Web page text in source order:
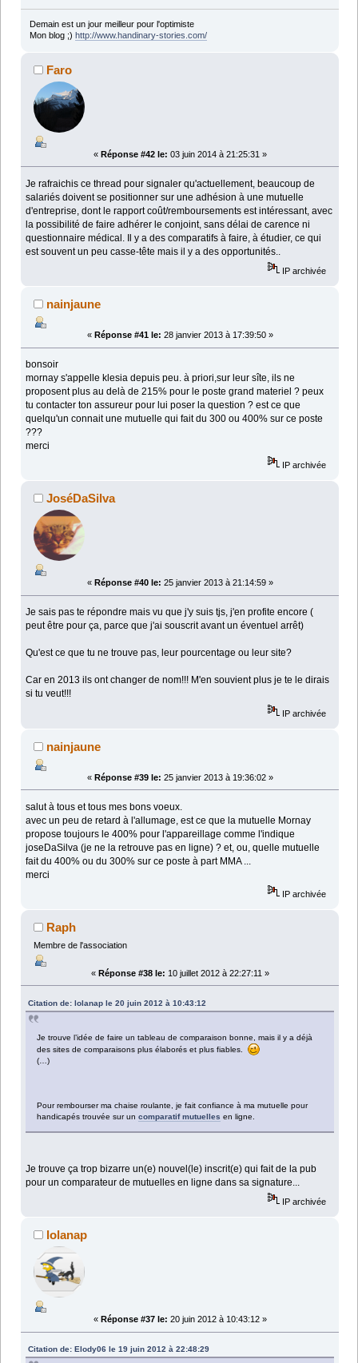
Demain est un jour meilleur pour l'optimiste
Mon blog ;) http://www.handinary-stories.com/
Faro
« Réponse #42 le: 03 juin 2014 à 21:25:31 »
Je rafraichis ce thread pour signaler qu'actuellement, beaucoup de
salariés doivent se positionner sur une adhésion à une mutuelle
d'entreprise, dont le rapport coût/remboursements est intéressant, avec
la possibilité de faire adhérer le conjoint, sans délai de carence ni
questionnaire médical. Il y a des comparatifs à faire, à étudier, ce qui
est souvent un peu casse-tête mais il y a des opportunités..
IP archivée
nainjaune
« Réponse #41 le: 28 janvier 2013 à 17:39:50 »
bonsoir
mornay s'appelle klesia depuis peu. à priori,sur leur sîte, ils ne
proposent plus au delà de 215% pour le poste grand materiel ? peux
tu contacter ton assureur pour lui poser la question ? est ce que
quelqu'un connait une mutuelle qui fait du 300 ou 400% sur ce poste
???
merci
IP archivée
JoséDaSilva
« Réponse #40 le: 25 janvier 2013 à 21:14:59 »
Je sais pas te répondre mais vu que j'y suis tjs, j'en profite encore (
peut être pour ça, parce que j'ai souscrit avant un éventuel arrêt)
Qu'est ce que tu ne trouve pas, leur pourcentage ou leur site?
Car en 2013 ils ont changer de nom!!! M'en souvient plus je te le dirais
si tu veut!!!
IP archivée
nainjaune
« Réponse #39 le: 25 janvier 2013 à 19:36:02 »
salut à tous et tous mes bons voeux.
avec un peu de retard à l'allumage, est ce que la mutuelle Mornay
propose toujours le 400% pour l'appareillage comme l'indique
joseDaSilva (je ne la retrouve pas en ligne) ? et, ou, quelle mutuelle
fait du 400% ou du 300% sur ce poste à part MMA ...
merci
IP archivée
Raph
Membre de l'association
« Réponse #38 le: 10 juillet 2012 à 22:27:11 »
Citation de: lolanap le 20 juin 2012 à 10:43:12
Je trouve l’idée de faire un tableau de comparaison bonne, mais il y a déjà
des sites de comparaisons plus élaborés et plus fiables.
(…)
Pour rembourser ma chaise roulante, je fait confiance à ma mutuelle pour
handicapés trouvée sur uncomparatif mutuelles en ligne.
Je trouve ça trop bizarre un(e) nouvel(le) inscrit(e) qui fait de la pub
pour un comparateur de mutuelles en ligne dans sa signature...
IP archivée
lolanap
« Réponse #37 le: 20 juin 2012 à 10:43:12 »
Citation de: Elody06 le 19 juin 2012 à 22:48:29